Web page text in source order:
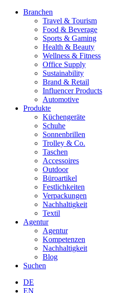
Branchen
Travel & Tourism
Food & Beverage
Sports & Gaming
Health & Beauty
Wellness & Fitness
Office Supply
Sustainability
Brand & Retail
Influencer Products
Automotive
Produkte
Küchengeräte
Schuhe
Sonnenbrillen
Trolley & Co.
Taschen
Accessoires
Outdoor
Büroartikel
Festlichkeiten
Verpackungen
Nachhaltigkeit
Textil
Agentur
Agentur
Kompetenzen
Nachhaltigkeit
Blog
Suchen
DE
EN